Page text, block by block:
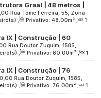
Graal | 48 metros |
| 01 vaga
Rua Tomé Ferreira, 55, Zona
Paulo, São Paulo, Brasil
, Privativo: 48.00m² ,
1
48.00m² , Terreno: 1488.00m²
IX | Construção | 60
suíte | varanda gourmet |
Rua Doutor Zuquim, 1585,
São Paulo, São Paulo,
, Privativo: 60.00m² ,
1
, Útil: 60.00m² ,
Terreno:
IX | Construção | 76
suíte | varanda gourmet |
Rua Doutor Zuquim, 1585,
São Paulo, São Paulo,
, Privativo: 76.00m² ,
1
, Útil: 76.00m² ,
Terreno: